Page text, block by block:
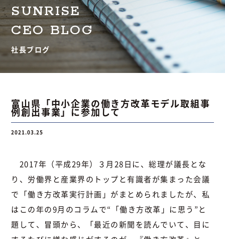
お知らせ
お問い合わせ Instagram
SUNRISE
CEO BLOG
社長ブログ
富山県「中小企業の働き方改革モデル取組事
例創出事業」に参加して
2021.03.25
2017年（平成29年）３月28日に、総理が議長とな
り、労働界と産業界のトップと有識者が集まった会議
で「働き方改革実行計画」がまとめられましたが、私
はこの年の9月のコラムで“「働き方改革」に思う”と
題して、冒頭から、「最近の新聞を読んでいて、目に